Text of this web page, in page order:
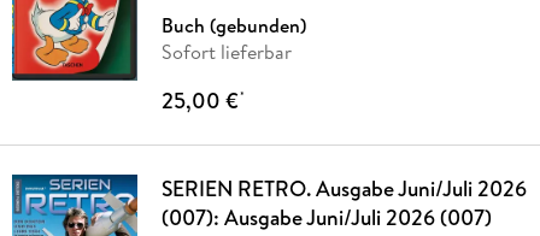
Buch (gebunden)
Sofort lieferbar
25,00 €*
SERIEN RETRO. Ausgabe Juni/Juli 2026
(007): Ausgabe Juni/Juli 2026 (007)